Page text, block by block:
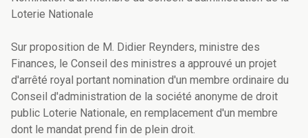
Loterie Nationale
Sur proposition de M. Didier Reynders, ministre des
Finances, le Conseil des ministres a approuvé un projet
d'arrêté royal portant nomination d'un membre ordinaire du
Conseil d'administration de la société anonyme de droit
public Loterie Nationale, en remplacement d'un membre
dont le mandat prend fin de plein droit.